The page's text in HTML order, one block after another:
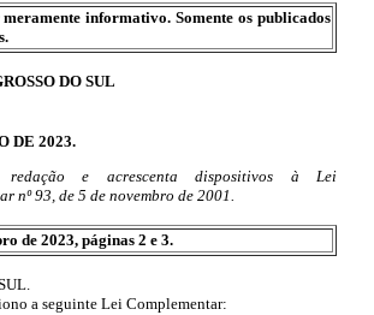
informativo. Somente os publicados
DO SUL
DE 2023.
e acrescenta dispositivos à Lei
nº 93, de 5 de novembro de 2001.
de 2023, páginas 2 e 3.
a seguinte Lei Complementar: